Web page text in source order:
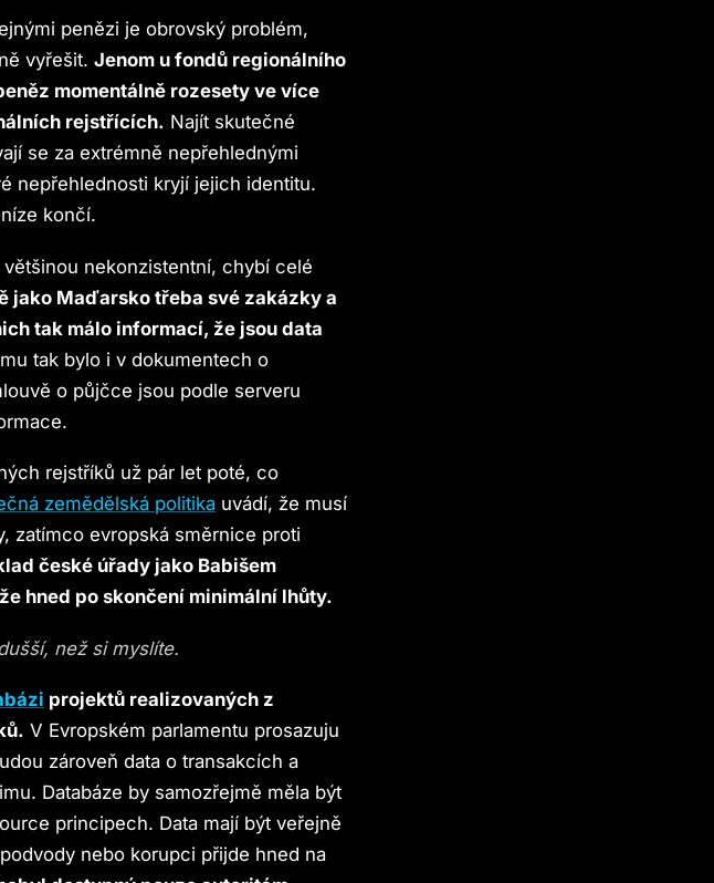
penězi je obrovský problém,
vyřešit.Jenom u fondů regionálního
momentálně rozesety ve více
rejstřících. Najít skutečné
se za extrémně nepřehlednými
nepřehlednosti kryjí jejich identitu.
končí.
nekonzistentní, chybí celé
jako Maďarsko třeba své zakázky a
tak málo informací, že jsou data
tak bylo i v dokumentech o
o půjčce jsou podle serveru
rejstříků už pár let poté, co
zemědělská politika uvádí, že musí
zatímco evropská směrnice proti
české úřady jako Babišem
hned po skončení minimální lhůty.
než si myslíte.
projektů realizovaných z
V Evropském parlamentu prosazuju
zároveň data o transakcích a
Databáze by samozřejmě měla být
principech. Data mají být veřejně
nebo korupci přijde hned na